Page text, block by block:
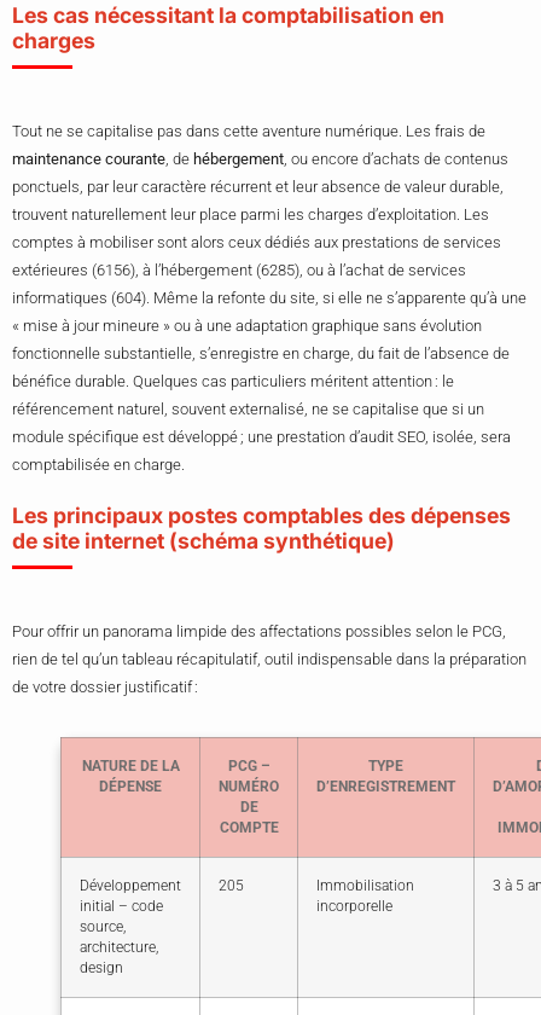
Les cas nécessitant la comptabilisation en
charges
Tout ne se capitalise pas dans cette aventure numérique. Les frais de
maintenance courante , de hébergement , ou encore d’achats de contenus
ponctuels, par leur caractère récurrent et leur absence de valeur durable,
trouvent naturellement leur place parmi les charges d’exploitation. Les
comptes à mobiliser sont alors ceux dédiés aux prestations de services
extérieures (6156), à l’hébergement (6285), ou à l’achat de services
informatiques (604). Même la refonte du site, si elle ne s’apparente qu’à une
« mise à jour mineure » ou à une adaptation graphique sans évolution
fonctionnelle substantielle, s’enregistre en charge, du fait de l’absence de
bénéfice durable. Quelques cas particuliers méritent attention : le
référencement naturel, souvent externalisé, ne se capitalise que si un
module spécifique est développé ; une prestation d’audit SEO, isolée, sera
comptabilisée en charge.
Les principaux postes comptables des dépenses
de site internet (schéma synthétique)
Pour offrir un panorama limpide des affectations possibles selon le PCG,
rien de tel qu’un tableau récapitulatif, outil indispensable dans la préparation
de votre dossier justificatif :
NATURE DE LA
DÉPENSE
PCG –
NUMÉRO
DE
COMPTE
TYPE
D’ENREGISTREMENT
Développement
initial – code
source,
architecture,
design
205
Immobilisation
incorporelle
3 à 5